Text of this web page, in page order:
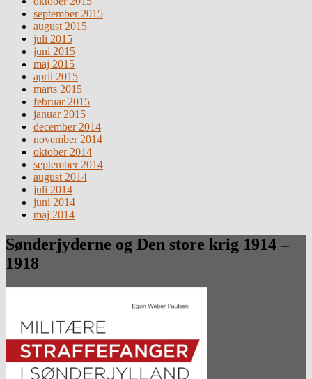
september 2015
august 2015
juli 2015
juni 2015
maj 2015
april 2015
marts 2015
februar 2015
januar 2015
december 2014
november 2014
oktober 2014
september 2014
august 2014
juli 2014
juni 2014
maj 2014
Sønderjyderne og Den store krig 1914 –
1918